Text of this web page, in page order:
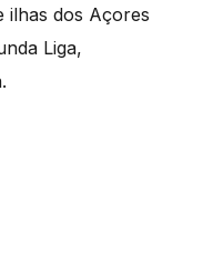
ilhas dos Açores
Liga,